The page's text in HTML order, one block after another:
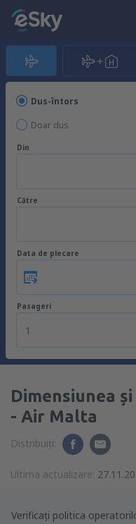
Dus-întors
Doar dus
Din
Către
Data de plecare
Pasageri
1
Dimensiunea
- Air Malta
Distribuiți:
Ultima actualizare:
Verificați politica